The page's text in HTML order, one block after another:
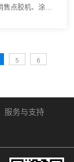
点胶机、涂覆
5
6
服务与支持